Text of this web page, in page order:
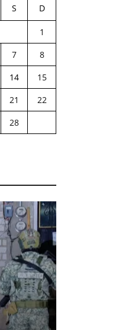
S D
1
7
8
14
15
21
22
28